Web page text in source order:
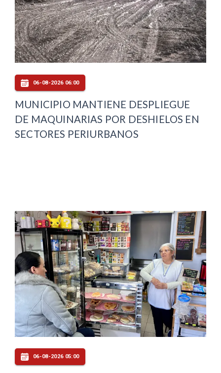
06-08-2026 06:00
MUNICIPIO MANTIENE DESPLIEGUE
DE MAQUINARIAS POR DESHIELOS EN
SECTORES PERIURBANOS
06-08-2026 05:00